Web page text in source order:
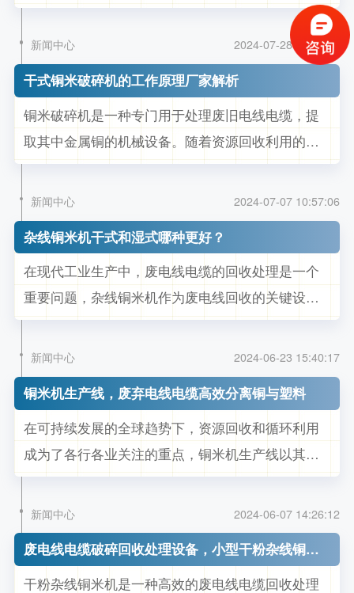
铜线处理设备，正逐渐成为回收行业的宠儿。 干式
铜米机是一种用于分离废旧电线中的铜和塑料的机
械设备。与传统的湿法处理不同，干式铜米机采用
物理分离的方法，在不使用任何化学药剂和水的情
况下，实现铜和塑料的高效分离。...
新闻中心 2024-07-28 14:39:09
干式铜米破碎机的工作原理厂家解析
铜米破碎机是一种专门用于处理废旧电线电缆，提
取其中金属铜的机械设备。随着资源回收利用的日
益重视，铜米破碎机在废金属回收行业中的地位愈
发重要。接下来我们一起来了解一下铜米破碎机的
基本结构组成与工作原理吧。 铜米破碎机的基本结
构： 铜米破碎机主要由以下几个部分组成：进料系
统、破碎系统、分离系统、除尘...
新闻中心 2024-07-07 10:57:06
杂线铜米机干式和湿式哪种更好？
在现代工业生产中，废电线电缆的回收处理是一个
重要问题，杂线铜米机作为废电线回收的关键设
备，其作用不容小觑。在市场上，杂线铜米机主要
分为干式和湿式两种类型，那么哪种类型更胜一筹
呢？我们一起来分析下。 一、干式铜米机的优势 环
保性：干式铜米机采用物理分离的方式，通过破
碎、气流比重分选等技术将铜和塑料...
新闻中心 2024-06-23 15:40:17
铜米机生产线，废弃电线电缆高效分离铜与塑料
在可持续发展的全球趋势下，资源回收和循环利用
成为了各行各业关注的重点，铜米机生产线以其高
效、环保的特点成为了金属回收行业的一股新势
力。 铜米机是一种将废弃电线电缆中的铜和塑料分
离的设备。其工作过程主要包括粉碎分选步骤。首
先，将收集来的废电线电缆通过高性能破碎机粉碎
成小颗粒，然后，利用气流分选设备...
新闻中心 2024-06-07 14:26:12
废电线电缆破碎回收处理设备，小型干粉杂线铜米机
干粉杂线铜米机是一种高效的废电线电缆回收处理